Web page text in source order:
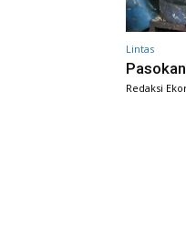
Lintas
Redaksi